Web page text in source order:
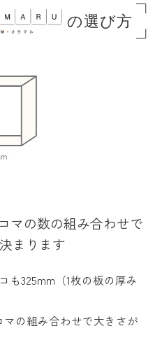
の選び方
マの数の組み合わせで
まります
も325mm（1枚の板の厚み
マの組み合わせで大きさが